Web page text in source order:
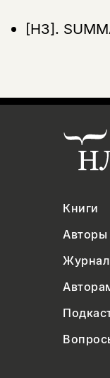
[НЗ].
Книги
Авторы